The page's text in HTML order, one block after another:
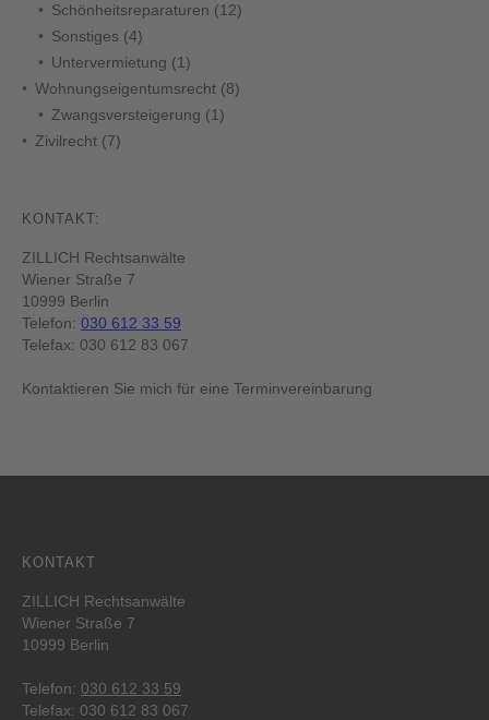
Schönheitsreparaturen (12)
Sonstiges (4)
Untervermietung (1)
Wohnungseigentumsrecht (8)
Zwangsversteigerung (1)
Zivilrecht (7)
KONTAKT:
ZILLICH Rechtsanwälte
Wiener Straße 7
10999 Berlin
Telefon: 030 612 33 59
Telefax: 030 612 83 067
Kontaktieren Sie mich für eine Terminvereinbarung
KONTAKT
ZILLICH Rechtsanwälte
Wiener Straße 7
10999 Berlin
Telefon: 030 612 33 59
Telefax: 030 612 83 067